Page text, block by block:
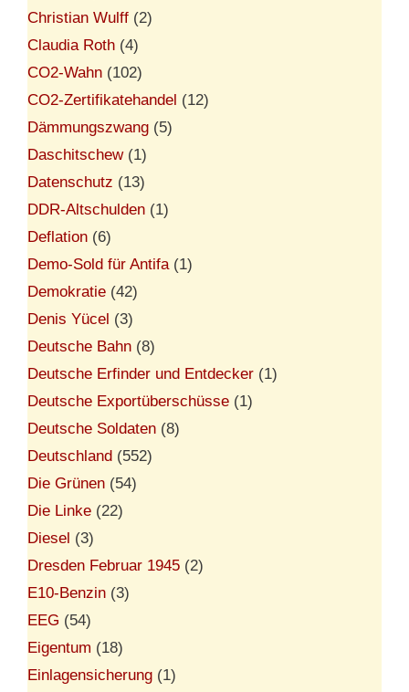
Christian Wulff (2)
Claudia Roth (4)
CO2-Wahn (102)
CO2-Zertifikatehandel (12)
Dämmungszwang (5)
Daschitschew(1)
Datenschutz (13)
DDR-Altschulden (1)
Deflation (6)
Demo-Sold für Antifa(1)
Demokratie (42)
Denis Yücel (3)
Deutsche Bahn (8)
Deutsche Erfinder und Entdecker (1)
Deutsche Exportüberschüsse (1)
Deutsche Soldaten (8)
Deutschland (552)
Die Grünen (54)
Die Linke (22)
Diesel (3)
Dresden Februar 1945 (2)
E10-Benzin (3)
EEG (54)
Eigentum (18)
Einlagensicherung (1)